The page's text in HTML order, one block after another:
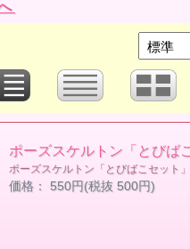
ポーズスケルトン「とびば
ポーズスケルトン「とびばこセット」
価格： 550円(税抜 500円)